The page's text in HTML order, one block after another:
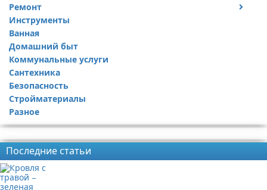
Дизайн квартиры
Посуда
Ремонт
Ремонт дачи
Ремонт квартиры
Инструменты
Ванная
Домашний быт
Коммунальные услуги
Сантехника
Безопасность
Стройматериалы
Разное
Последние статьи